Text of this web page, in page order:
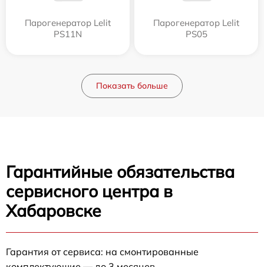
Парогенератор Lelit
PS11N
Парогенератор Lelit
PS05
Показать больше
Гарантийные обязательства
сервисного центра в
Хабаровске
Гарантия от сервиса: на смонтированные